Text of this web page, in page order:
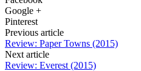
Google +
Pinterest
Previous article
Review: Paper Towns (2015)
Next article
Review: Everest (2015)